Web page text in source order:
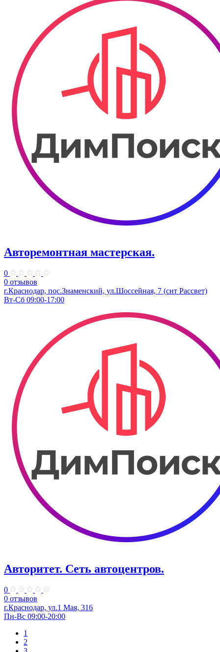
Авторемонтная мастерская.
0
0 отзывов
г.Краснодар, пос.Знаменский, ул.Шоссейная, 7 (снт Рассвет)
Вт-Сб 09:00-17:00
Авторитет. ​Сеть автоцентров.
0
0 отзывов
г.Краснодар, ул.​1 Мая, 316
Пн-Вс 09:00-20:00
1
2